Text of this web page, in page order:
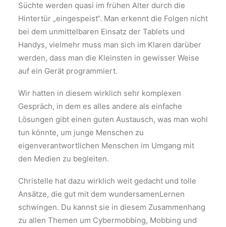
Süchte werden quasi im frühen Alter durch die
Hintertür „eingespeist“. Man erkennt die Folgen nicht
bei dem unmittelbaren Einsatz der Tablets und
Handys, vielmehr muss man sich im Klaren darüber
werden, dass man die Kleinsten in gewisser Weise
auf ein Gerät programmiert.
Wir hatten in diesem wirklich sehr komplexen
Gespräch, in dem es alles andere als einfache
Lösungen gibt einen guten Austausch, was man wohl
tun könnte, um junge Menschen zu
eigenverantwortlichen Menschen im Umgang mit
den Medien zu begleiten.
Christelle hat dazu wirklich weit gedacht und tolle
Ansätze, die gut mit dem wundersamenLernen
schwingen. Du kannst sie in diesem Zusammenhang
zu allen Themen um Cybermobbing, Mobbing und